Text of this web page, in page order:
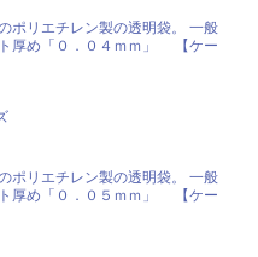
ポリエチレン製の透明袋。 一般
厚め「０．０４ｍｍ」 【ケー
ポリエチレン製の透明袋。 一般
厚め「０．０５ｍｍ」 【ケー